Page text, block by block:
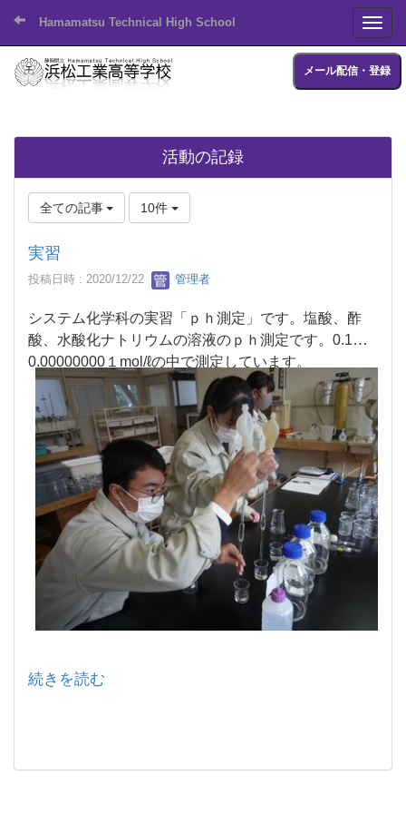
Hamamatsu Technical High School
メール配信・登録
活動の記録
全ての記事 10件
実習
投稿日時 : 2020/12/22 管理者
システム化学科の実習「ｐｈ測定」です。塩酸、酢
酸、水酸化ナトリウムの溶液のｐｈ測定です。0.1～
0.00000000１mol/ℓの中で測定しています。
続きを読む